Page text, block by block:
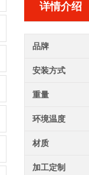
详情介绍
品牌
安装方式
重量
环境温度
材质
加工定制